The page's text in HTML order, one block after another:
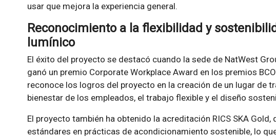
usar que mejora la experiencia general.
Reconocimiento a la flexibilidad y
lumínico
El éxito del proyecto se destacó cuando la sede de NatWest
ganó un premio Corporate Workplace Award en los premios
reconoce los logros del proyecto en la creación de un lugar de
bienestar de los empleados, el trabajo flexible y el diseño
El proyecto también ha obtenido la acreditación RICS SKA
estándares en prácticas de acondicionamiento sostenible, lo